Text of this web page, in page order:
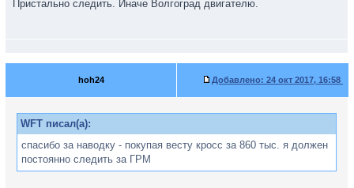
Пристально следить. Иначе Волгоград двигателю.
hoh24 Добавлено: 24 окт 2017, 16:58
WFT писал(а):
спасибо за наводку - покупая весту кросс за 860 тыс. я должен
постоянно следить за ГРМ